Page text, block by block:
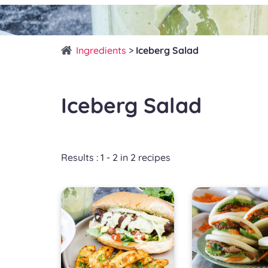
Ingredients > Iceberg Salad
Iceberg Salad
Results : 1 - 2 in 2 recipes